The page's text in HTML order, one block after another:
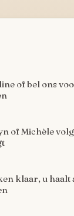
of bel ons
of Michèle
klaar, u haalt